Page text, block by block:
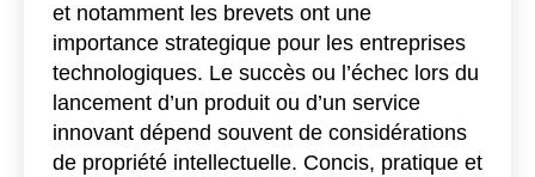
et notamment les brevets ont une
importance strategique pour les entreprises
technologiques. Le succès ou l’échec lors du
lancement d’un produit ou d’un service
innovant dépend souvent de considérations
de propriété intellectuelle. Concis, pratique et